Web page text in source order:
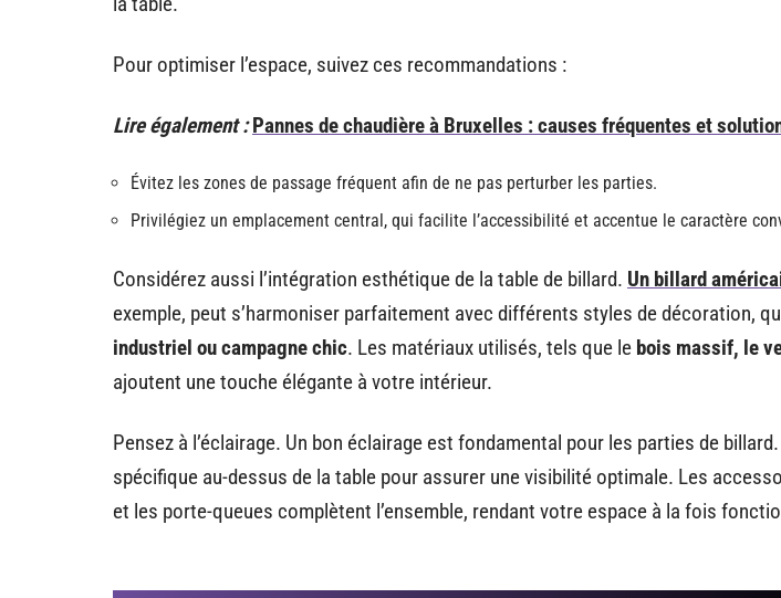
Pour optimiser l’espace, suivez ces recommandations :
Lire également : Pannes de chaudière à Bruxelles : causes fréquentes et
Évitez les zones de passage fréquent afin de ne pas perturber les parties.
Privilégiez un emplacement central, qui facilite l’accessibilité et accentue le caractère
Considérez aussi l’intégration esthétique de la table de billard. Un billard
exemple, peut s’harmoniser parfaitement avec différents styles de décoration,
industriel ou campagne chic. Les matériaux utilisés, tels que le bois massif, le
ajoutent une touche élégante à votre intérieur.
Pensez à l’éclairage. Un bon éclairage est fondamental pour les parties de
spécifique au-dessus de la table pour assurer une visibilité optimale. Les
et les porte-queues complètent l’ensemble, rendant votre espace à la fois